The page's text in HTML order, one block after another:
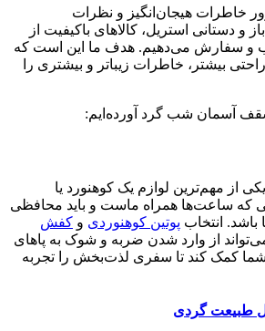
خاطرات هیجان‌انگیز و نظرات
و دستانی استریل، کالاهای باکیفیت از
و سفارش می‌دهیم. هدف ما این است که
بیشتر، خاطرات زیباتر و بیشتری را
سقف آسمان شب گرد آورده‌ایم:
از مهم‌ترین لوازم یک کوهنورد یا
ساعت‌ها همراه ماست و باید محافظی
باشد. انتخاب پوتین کوهنوردی و کفش
از وارد شدن ضربه و شوک به پاهای
کمک کند تا سفری لذت‌بخش را تجربه
طبیعت گردی